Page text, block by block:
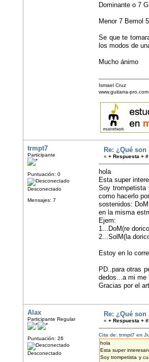
Dominante o 7
Menor 7 Bemol
Se que te
los modos de
Mucho ánimo
Ismael Cruz
www.guitarra-pro.com
trmpt7
Participante
Puntuación: 0
Desconectado
Mensajes: 7
Re: ¿Qué
« + Respuesta +
hola
Esta super
Soy trompetista
como hacerlo
sostenidos:
en la misma
Ejem:
1...DoM(re
2...SolM(la
Estoy en lo
PD..para otras
dedos...a mi me
Gracias por el
Alax
Participante Regular
Puntuación: 26
Desconectado
Re: ¿Qué
« + Respuesta +
Cita de: trmpt7 en
hola
Esta super
Soy trompetista y